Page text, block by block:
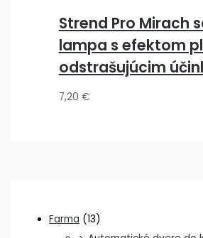
Farma (13)
Strend Pro Mirach
lampa s efektom
odstrašujúcim
7,20 €